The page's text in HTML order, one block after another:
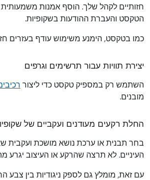
חזותיים לקהל שלך. הוסף אמנות
הטקסט והעברת ההודעות בשקופיות.
כמו בטקסט, הימנע משימוש עודף בעזרים
יצירת תוויות עבור תרשימים וגרפים
השתמש רק במספיק טקסט כדי ליצור
מובנים.
החלת רקעים מעודנים ועקביים של
בחר תבנית או ערכת נושא מושכת ועקבית
העיניים. לא תרצה שהרקע או העיצוב יגרע
עם זאת, מומלץ גם לספק ניגודיות בין צבע